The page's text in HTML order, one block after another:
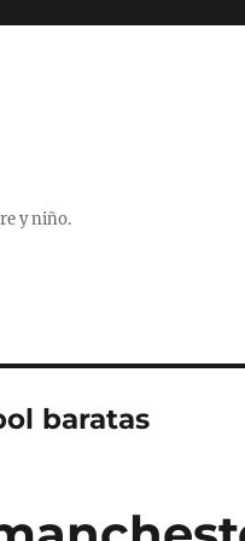
y niño.
baratas